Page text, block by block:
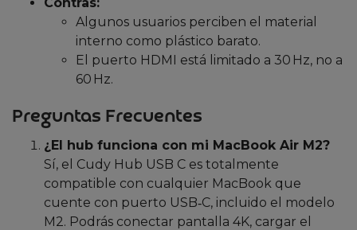
Algunos usuarios perciben el material
interno como plástico barato.
El puerto HDMI está limitado a 30 Hz, no a
60 Hz.
Preguntas Frecuentes
¿El hub funciona con mi MacBook Air M2?
Sí, el Cudy Hub USB C es totalmente
compatible con cualquier MacBook que
cuente con puerto USB‑C, incluido el modelo
M2. Podrás conectar pantalla 4K, cargar el